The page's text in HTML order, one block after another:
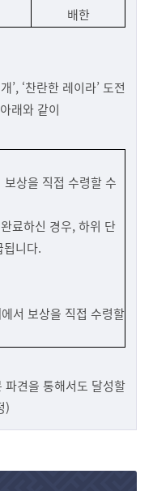
배한
‘찬란한 레이라’ 도전
래와 같이
상을 직접 수령할 수
료하신 경우, 하위 단
니다.
서 보상을 직접 수령할
파견을 통해서도 달성할
)